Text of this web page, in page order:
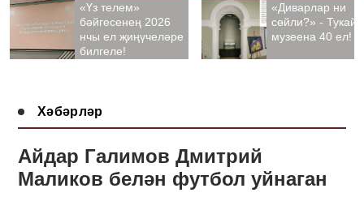
«Үз телем»
бәйгесенең 2026
нчы ел җиңүчеләре
билгеле!
«Диварлар ни
сөйли?» - Тукай
музеена 40 ел!
Хәбәрләр
Айдар Галимов Дмитрий
Маликов белән футбол уйнаган